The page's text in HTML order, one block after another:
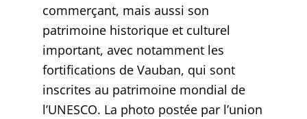
commerçant, mais aussi son
patrimoine historique et culturel
important, avec notamment les
fortifications de Vauban, qui sont
inscrites au patrimoine mondial de
l’UNESCO. La photo postée par l’union